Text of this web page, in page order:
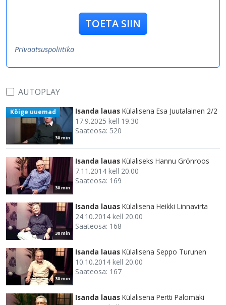
TOETA SIIN
Privaatsuspoliitika
AUTOPLAY
30 min
Kõige uuemad Isanda lauas Külalisena Esa Juutalainen 2/2
17.9.2025 kell 19.30
Saateosa: 520
30 min
Isanda lauas Külaliseks Hannu Grönroos
7.11.2014 kell 20.00
Saateosa: 169
30 min
Isanda lauas Külalisena Heikki Linnavirta
24.10.2014 kell 20.00
Saateosa: 168
30 min
Isanda lauas Külalisena Seppo Turunen
10.10.2014 kell 20.00
Saateosa: 167
Isanda lauas Külalisena Pertti Palomäki